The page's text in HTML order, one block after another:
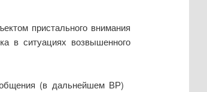
пристального внимания
в ситуациях возвышенного
общения (в дальнейшем ВР)